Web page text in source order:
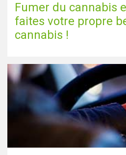
Fumer du cannabis
faites votre propre
cannabis !